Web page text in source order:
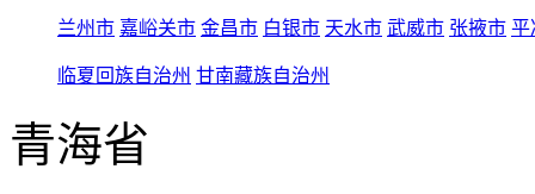
兰州市 嘉峪关市 金昌市 白银市 天水市 武威市 张掖市 平
临夏回族自治州 甘南藏族自治州
青海省